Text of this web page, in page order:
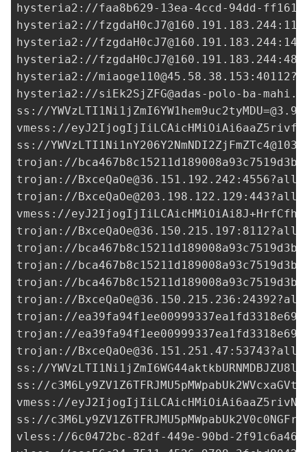
hysteria2://faa8b629-13ea-4ccd-94dd-
hysteria2://fzgdaH0cJ7@160.191.183.244
hysteria2://fzgdaH0cJ7@160.191.183.244
hysteria2://fzgdaH0cJ7@160.191.183.244
hysteria2://miaoge110@45.58.38.153
hysteria2://siEk2SjZFG@adas-polo-ba-
ss://
vmess://
ss://
trojan://
trojan://BxceQaOe@36.151.192.242
trojan://BxceQaOe@203.198.122.129
vmess://
trojan://BxceQaOe@36.150.215.197
trojan://
trojan://
trojan://
trojan://BxceQaOe@36.150.215.236
trojan://
trojan://
trojan://BxceQaOe@36.151.251.47
ss://
ss://
vmess://
ss://
vless://6c0472bc-82df-449e-90bd-